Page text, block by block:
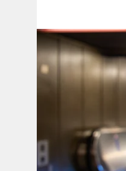
berlin
nord
verlag
verlag